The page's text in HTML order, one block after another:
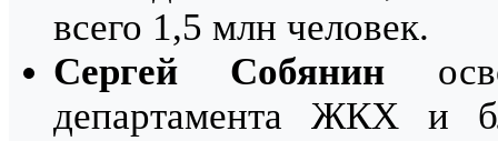
всего 1,5 млн человек.
Сергей Собянин
департамента ЖКХ и